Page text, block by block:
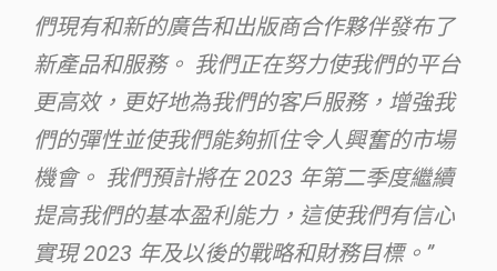
們現有和新的廣告和出版商合作夥伴發布了
新產品和服務。 我們正在努力使我們的平台
更高效，更好地為我們的客戶服務，增強我
們的彈性並使我們能夠抓住令人興奮的市場
機會。 我們預計將在 2023 年第二季度繼續
提高我們的基本盈利能力，這使我們有信心
實現 2023 年及以後的戰略和財務目標。 ”